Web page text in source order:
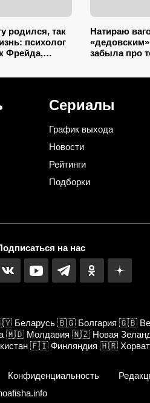
родился, так
психолог
Фрейда,
Натираю
забыла про
Сериалы
График выхода
Новости
Рейтинги
Подборки
на нас
Беларусь 🇧🇬 Болгария 🇬🇧
🇲🇩 Молдавия 🇳🇿 Новая
🇫🇮 Финляндия 🇭🇷
Конфиденциальность